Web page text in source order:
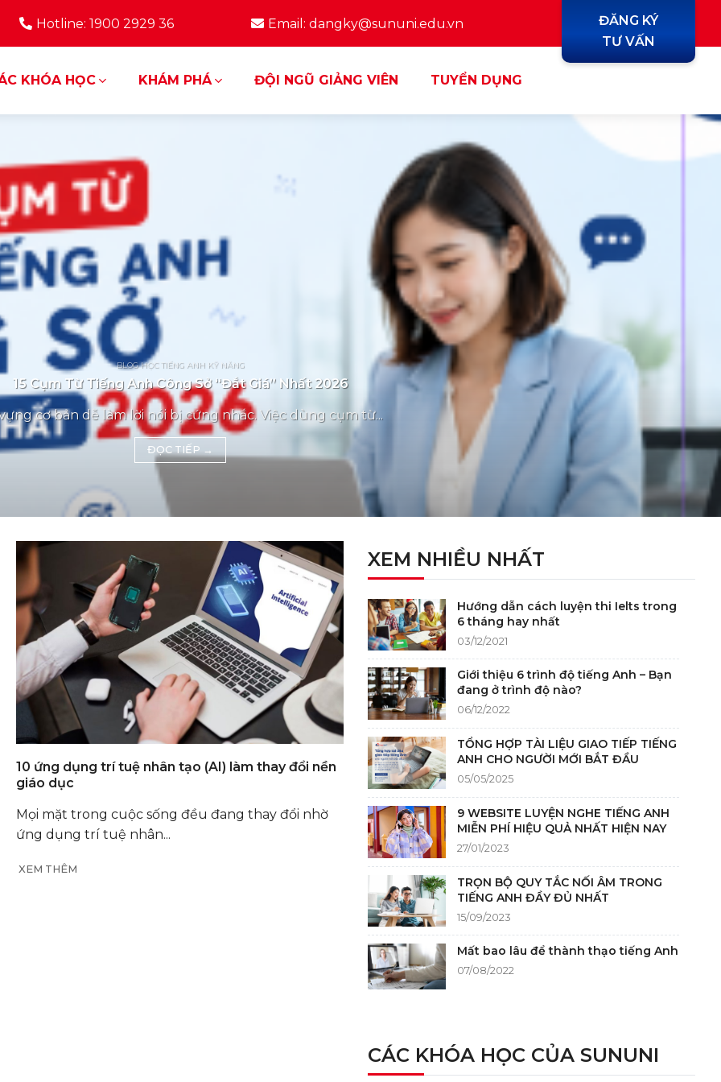
Hotline: 1900 2929 36 Email: dangky@sununi.edu.vn
ĐĂNG KÝ
TƯ VẤN
KHÓA HỌC KHÁM PHÁ ĐỘI NGŨ GIẢNG VIÊN TUYỂN DỤNG
BLOG HỌC TIẾNG ANH KỸ NĂNG
15 Cụm Từ Tiếng Anh Công Sở “Đắt Giá” Nhất 2026
cơ bản dễ làm lời nói bị cứng nhắc. Việc dùng cụm từ...
ĐỌC TIẾP →
10 ứng dụng trí tuệ nhân tạo (AI) làm thay đổi nền
giáo dục
Mọi mặt trong cuộc sống đều đang thay đổi nhờ
ứng dụng trí tuệ nhân...
XEM THÊM
XEM NHIỀU NHẤT
Hướng dẫn cách luyện thi Ielts trong
6 tháng hay nhất
03/12/2021
Giới thiệu 6 trình độ tiếng Anh – Bạn
đang ở trình độ nào?
06/12/2022
TỔNG HỢP TÀI LIỆU GIAO TIẾP TIẾNG
ANH CHO NGƯỜI MỚI BẮT ĐẦU
05/05/2025
9 WEBSITE LUYỆN NGHE TIẾNG ANH
MIỄN PHÍ HIỆU QUẢ NHẤT HIỆN NAY
27/01/2023
TRỌN BỘ QUY TẮC NỐI ÂM TRONG
TIẾNG ANH ĐẦY ĐỦ NHẤT
15/09/2023
Mất bao lâu để thành thạo tiếng Anh
07/08/2022
CÁC KHÓA HỌC CỦA SUNUNI